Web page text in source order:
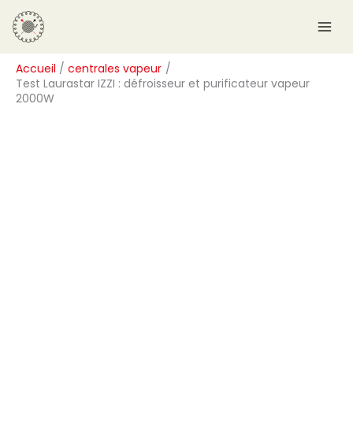
Aller
au
contenu
Accueil
centrales vapeur
Test Laurastar IZZI : défroisseur et purificateur vapeur
2000W
R
e
c
h
e